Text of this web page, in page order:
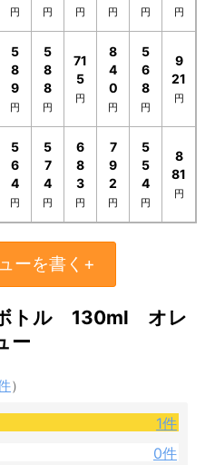
円 円 円 円 円 円
5
8
9
円
5
8
8
円
71
5
円
8
4
0
円
5
6
8
円
9
21
円
5
6
4
円
5
7
4
円
6
8
3
円
7
9
2
円
5
5
4
円
8
81
円
ーを書く+
トル 130ml オレ
ー
）
1件
0件